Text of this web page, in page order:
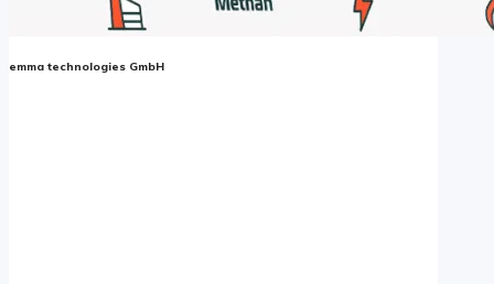
emma technologies GmbH